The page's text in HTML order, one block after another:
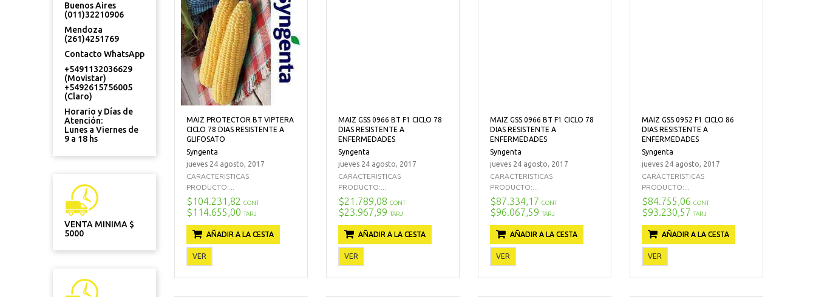
Buenos Aires
(011)32210906
Mendoza
(261)4251769
Contacto WhatsApp
+5491132036629
(Movistar)
+5492615756005
(Claro)
Horario y Días de
Atención:
Lunes a Viernes de
9 a 18 hs
VENTA MINIMA $
5000
MAIZ PROTECTOR BT VIPTERA
CICLO 78 DIAS RESISTENTE A
GLIFOSATO
Syngenta
jueves 24 agosto, 2017
CARACTERISTICAS
PRODUCTO:...
$104.231,82 CONT
$114.655,00 TARJ
AÑADIR A LA CESTA
VER
MAIZ GSS 0966 BT F1 CICLO 78
DIAS RESISTENTE A
ENFERMEDADES
Syngenta
jueves 24 agosto, 2017
CARACTERISTICAS
PRODUCTO:...
$21.789,08 CONT
$23.967,99 TARJ
AÑADIR A LA CESTA
VER
MAIZ GSS 0966 BT F1 CICLO 78
DIAS RESISTENTE A
ENFERMEDADES
Syngenta
jueves 24 agosto, 2017
CARACTERISTICAS
PRODUCTO:...
$87.334,17 CONT
$96.067,59 TARJ
AÑADIR A LA CESTA
VER
MAIZ GSS 0952 F1 CICLO 86
DIAS RESISTENTE A
ENFERMEDADES
Syngenta
jueves 24 agosto, 2017
CARACTERISTICAS
PRODUCTO:...
$84.755,06 CONT
$93.230,57 TARJ
AÑADIR A LA CESTA
VER